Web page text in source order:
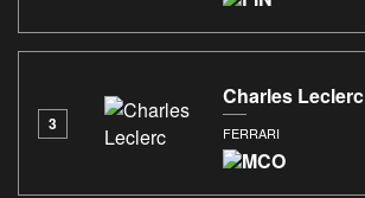
3
Charles Leclerc
FERRARI